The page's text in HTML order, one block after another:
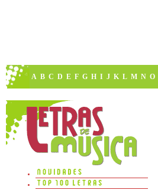
A B C D E F G H I J K L M N O